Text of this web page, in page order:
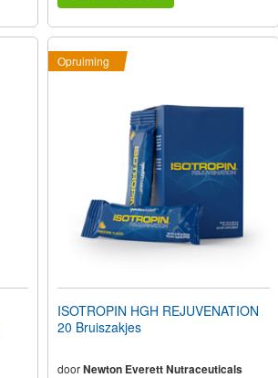
Opruiming
ISOTROPIN HGH REJUVENATION
20 Bruiszakjes
doorNewton Everett Nutraceuticals